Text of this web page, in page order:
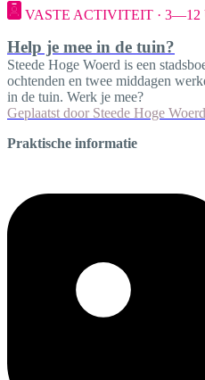
VASTE ACTIVITEIT · 3—12
Help je mee in de tuin?
Steede Hoge Woerd is een
ochtenden en twee middagen
in de tuin. Werk je mee?
Geplaatst door Steede Hoge
Praktische informatie